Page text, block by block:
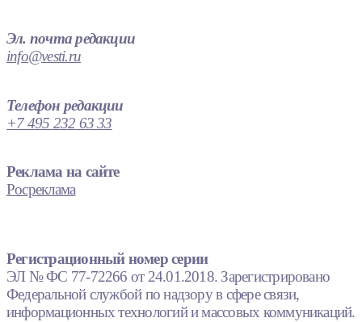
Эл. почта редакции
info@vesti.ru
Телефон редакции
+7 495 232 63 33
Реклама на сайте
Росреклама
Регистрационный номер серии
ЭЛ № ФС 77-72266 от 24.01.2018. Зарегистрировано
Федеральной службой по надзору в сфере связи,
информационных технологий и массовых коммуникаций.